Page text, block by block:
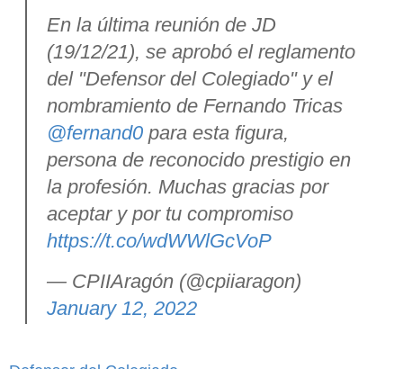
En la última reunión de JD
(19/12/21), se aprobó el reglamento
del "Defensor del Colegiado" y el
nombramiento de Fernando Tricas
@fernand0para esta figura,
persona de reconocido prestigio en
la profesión. Muchas gracias por
aceptar y por tu compromiso
https://t.co/wdWWlGcVoP
— CPIIAragón (@cpiiaragon)
January 12, 2022